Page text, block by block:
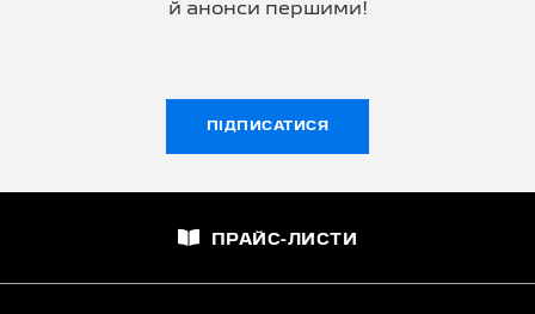
й анонси першими!
ПІДПИСАТИСЯ
ПРАЙС-ЛИСТИ